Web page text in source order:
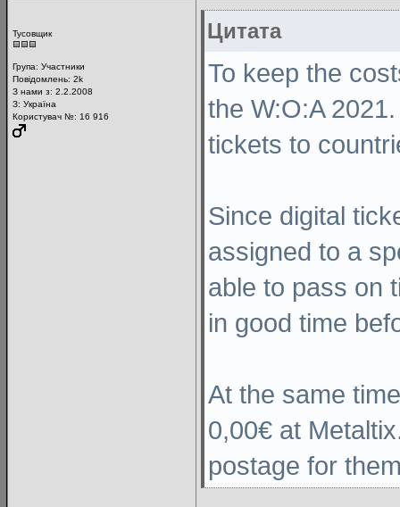
Тусовщик
Група: Участники
Повідомлень: 2k
З нами з: 2.2.2008
З: Україна
Користувач №: 16 916
Цитата
To keep the
the W:O:A
tickets to
Since digital
assigned to a
able to pass on
in good time
At the same
0,00€ at
postage for